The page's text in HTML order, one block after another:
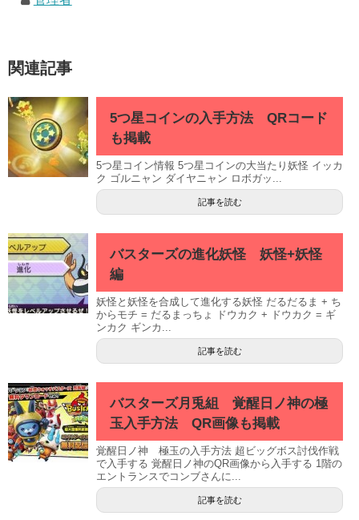
関連記事
5つ星コインの入手方法 QRコード
も掲載
5つ星コイン情報 5つ星コインの大当たり妖怪 イッカ
ク ゴルニャン ダイヤニャン ロボガッ...
記事を読む
バスターズの進化妖怪 妖怪+妖怪
編
妖怪と妖怪を合成して進化する妖怪 だるだるま + ち
からモチ = だるまっちょ ドウカク + ドウカク = ギ
ンカク ギンカ...
記事を読む
バスターズ月兎組 覚醒日ノ神の極
玉入手方法 QR画像も掲載
覚醒日ノ神 極玉の入手方法 超ビッグボス討伐作戦
で入手する 覚醒日ノ神のQR画像から入手する 1階の
エントランスでコンブさんに...
記事を読む